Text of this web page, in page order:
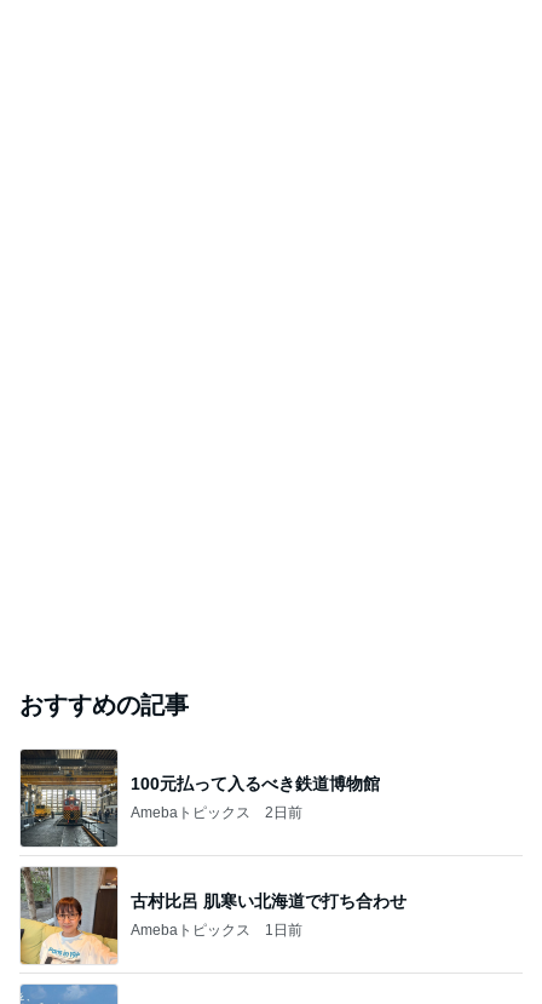
おすすめの記事
100元払って入るべき鉄道博物館
Amebaトピックス 2日前
古村比呂 肌寒い北海道で打ち合わせ
Amebaトピックス 1日前